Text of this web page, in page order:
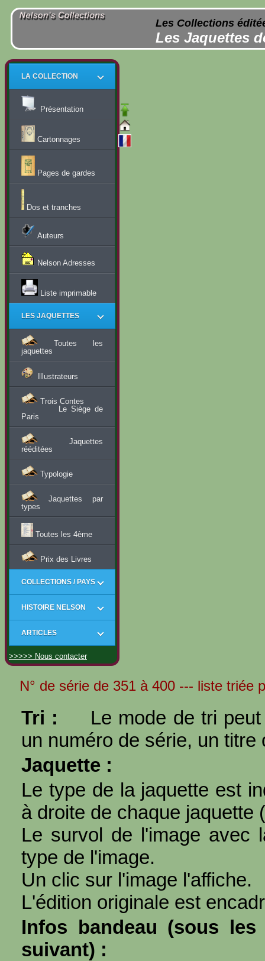
Les Collections
Les Jaquettes
LA COLLECTION
Présentation
Cartonnages
Pages de gardes
Dos et tranches
Auteurs
Nelson Adresses
Liste imprimable
LES JAQUETTES
Toutes les
jaquettes
Illustrateurs
Trois Contes
Le Siège de
Paris
Jaquettes
rééditées
Typologie
Jaquettes par
types
Toutes les 4ème
Prix des Livres
COLLECTIONS / PAYS
HISTOIRE NELSON
ARTICLES
>>>>> Nous contacter
N° de série de 351 à 400 --- liste triée
Tri :
Le mode de tri
un numéro de série, un titre
Jaquette :
Le type de la jaquette est
à droite de chaque jaquette (
Le survol de l'image avec
type de l'image.
Un clic sur l'image l'affiche.
L'édition originale est
Infos bandeau (sous
suivant) :